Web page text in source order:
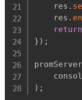
    res
.
    res
.
return
} ) ;
promServer
) ;